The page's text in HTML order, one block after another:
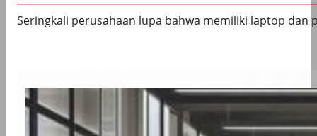
Seringkali perusahaan lupa bahwa memiliki laptop